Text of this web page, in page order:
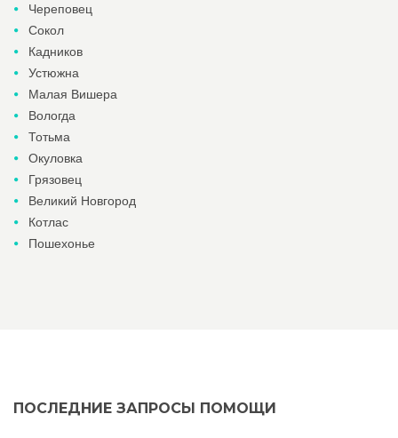
Череповец
Сокол
Кадников
Устюжна
Малая Вишера
Вологда
Тотьма
Окуловка
Грязовец
Великий Новгород
Котлас
Пошехонье
ПОСЛЕДНИЕ ЗАПРОСЫ ПОМОЩИ